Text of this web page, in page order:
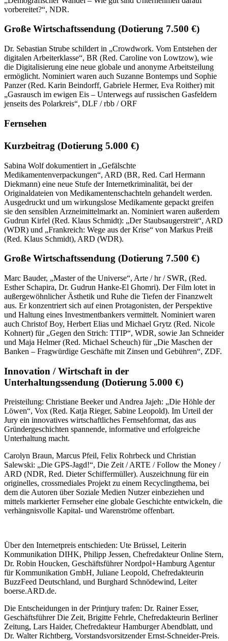
vorbereitet?“, NDR.
Große Wirtschaftssendung (Dotierung 7.500 €)
Dr. Sebastian Strube schildert in „Crowdwork. Vom Entstehen der
digitalen Arbeiterklasse“, BR (Red. Caroline von Lowtzow), wie
die Digitalisierung eine neue globale und anonyme Arbeitsteilung
ermöglicht. Nominiert waren auch Suzanne Bontemps und Sophie
Panzer (Red. Karin Beindorff, Gabriele Hermer, Eva Roither) mit
„Gasrausch im ewigen Eis – Unterwegs auf russischen Gasfeldern
jenseits des Polarkreis“, DLF / rbb / ORF
Fernsehen
Kurzbeitrag (Dotierung 5.000 €)
Sabina Wolf dokumentiert in „Gefälschte
Medikamentenverpackungen“, ARD (BR, Red. Carl Hermann
Diekmann) eine neue Stufe der Internetkriminalität, bei der
Originaldateien von Medikamentenschachteln gehandelt werden.
Ausgedruckt und um wirkungslose Medikamente gepackt greifen
sie den sensiblen Arzneimittelmarkt an. Nominiert waren außerdem
Gudrun Kirfel (Red. Klaus Schmidt): „Der Staubsaugerstreit“, ARD
(WDR) und „Frankreich: Wege aus der Krise“ von Markus Preiß
(Red. Klaus Schmidt), ARD (WDR).
Große Wirtschaftssendung (Dotierung 7.500 €)
Marc Bauder, „Master of the Universe“, Arte / hr / SWR, (Red.
Esther Schapira, Dr. Gudrun Hanke-El Ghomri). Der Film lotet in
außergewöhnlicher Ästhetik und Ruhe die Tiefen der Finanzwelt
aus. Er konzentriert sich auf einen Protagonisten, der Perspektive
und Haltung eines Investmentbankers vermittelt. Nominiert waren
auch Christof Boy, Herbert Elias und Michael Grytz (Red. Nicole
Kohnert) für „Gegen den Strich: TTIP“, WDR, sowie Jan Schneider
und Maja Helmer (Red. Michael Scheuch) für „Die Maschen der
Banken – Fragwürdige Geschäfte mit Zinsen und Gebühren“, ZDF.
Innovation / Wirtschaft in der
Unterhaltungssendung (Dotierung 5.000 €)
Preisteilung: Christiane Beeker und Andrea Jajeh: „Die Höhle der
Löwen“, Vox (Red. Katja Rieger, Sabine Leopold). Im Urteil der
Jury ein innovatives wirtschaftliches Fernsehformat, das aus
Gründergeschichten spannende, informative und erfolgreiche
Unterhaltung macht.
Carolyn Braun, Marcus Pfeil, Felix Rohrbeck und Christian
Salewski: „Die GPS-Jagd!“, Die Zeit / ARTE / Follow the Money /
ARD (NDR, Red. Dieter Schiffermüller). Auszeichnung für ein
originelles, crossmediales Projekt zu einem Recyclingthema, bei
dem die Autoren über Soziale Medien Nutzer einbeziehen und
mittels markierter Fernseher eine globale Geschichte entwickeln, die
verhängnisvolle Kapital- und Warenströme offenbart.
Über den Internetpreis entschieden: Ute Brüssel, Leiterin
Kommunikation DIHK, Philipp Jessen, Chefredakteur Online Stern,
Dr. Robin Houcken, Geschäftsführer Nordpol+Hamburg Agentur
für Kommunikation GmbH, Juliane Leopold, Chefredakteurin
BuzzFeed Deutschland, und Burghard Schnödewind, Leiter
boerse.ARD.de.
Die Entscheidungen in der Printjury trafen: Dr. Rainer Esser,
Geschäftsführer Die Zeit, Brigitte Fehrle, Chefredakteurin Berliner
Zeitung, Lars Haider, Chefredakteur Hamburger Abendblatt, und
Dr. Walter Richtberg, Vorstandsvorsitzender Ernst-Schneider-Preis.